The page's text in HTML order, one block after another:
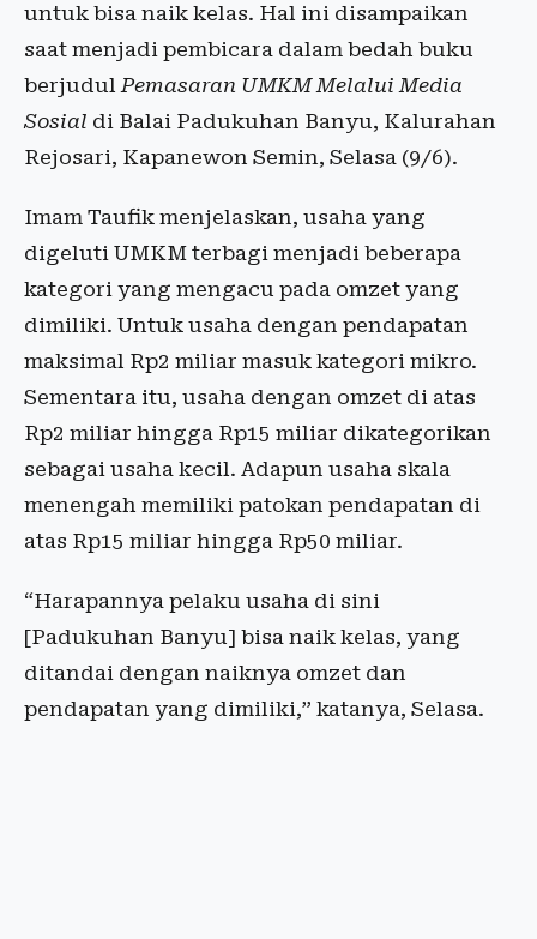
untuk bisa naik kelas. Hal ini disampaikan
saat menjadi pembicara dalam bedah buku
berjudulPemasaran UMKM Melalui Media
Sosial di Balai Padukuhan Banyu, Kalurahan
Rejosari, Kapanewon Semin, Selasa (9/6).
Imam Taufik menjelaskan, usaha yang
digeluti UMKM terbagi menjadi beberapa
kategori yang mengacu pada omzet yang
dimiliki. Untuk usaha dengan pendapatan
maksimal Rp2 miliar masuk kategori mikro.
Sementara itu, usaha dengan omzet di atas
Rp2 miliar hingga Rp15 miliar dikategorikan
sebagai usaha kecil. Adapun usaha skala
menengah memiliki patokan pendapatan di
atas Rp15 miliar hingga Rp50 miliar.
“Harapannya pelaku usaha di sini
[Padukuhan Banyu] bisa naik kelas, yang
ditandai dengan naiknya omzet dan
pendapatan yang dimiliki,” katanya, Selasa.